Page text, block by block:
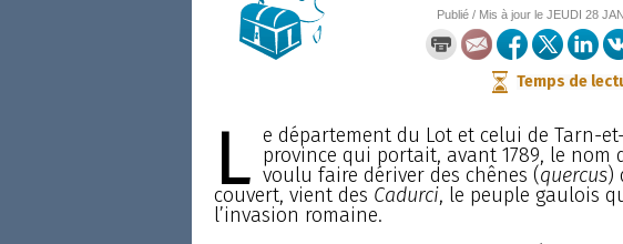
Publié / Mis à jour le JEUDI 28
Temps de
L e département du Lot et celui de Tarn-
province qui portait, avant 1789, le nom
voulu faire dériver des chênes (quercus)
couvert, vient des Cadurci, le peuple gaulois
l’invasion romaine.